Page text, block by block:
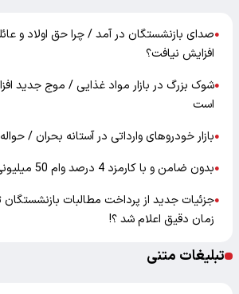
●صدای بازنشستگان در آمد / چرا حق اولاد و
افزایش نیافت؟
●شوک بزرگ در بازار مواد غذایی / موج جدید
است
●بازار خودرو‌های وارداتی در آستانه بحران /
●بدون ضامن و با کارمزد 4 درصد وام 50 میلیونی بگیرید
●جزئیات جدید از پرداخت مطالبات
زمان دقیق اعلام شد ؟!
تبلیغات متنی